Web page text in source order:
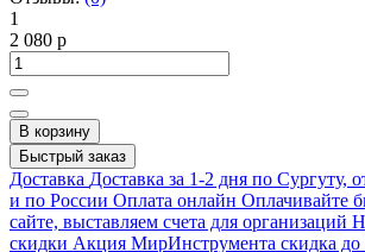
1
2 080 р
В корзину
Быстрый заказ
Доставка Доставка за 1-2 дня по Сургуту,
и по России Оплата онлайн Оплачивайте
сайте, выставляем счета для организаций
скидки Акция МирИнструмента скидка до